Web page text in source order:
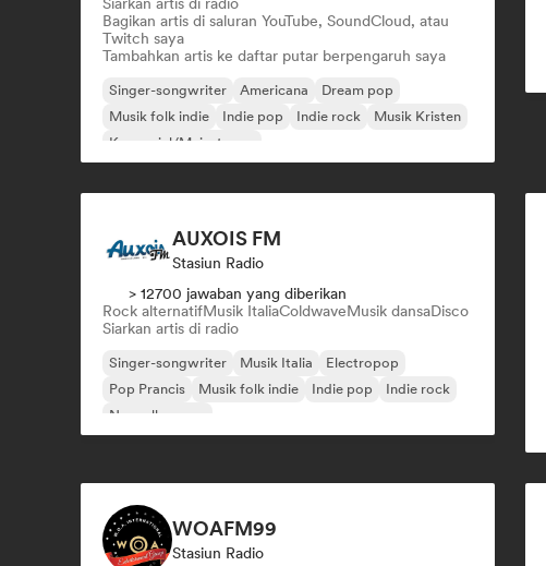
Bagikan artis di saluran YouTube, SoundCloud, atau
Twitch saya
Tambahkan artis ke daftar putar berpengaruh saya
Singer-songwriter Americana
Dream pop
Musik folk indie
Indie pop Indie rock
Musik Kristen
Komersial/Mainstream
AUXOIS FM
Stasiun Radio
> 12700 jawaban yang diberikan
Rock alternatifMusik ItaliaColdwaveMusik dansaDisco
Siarkan artis di radio
Singer-songwriter Musik Italia
Electropop
Pop Prancis
Musik folk indie Indie pop
Indie rock
Nouvelle scene
WOAFM99
Stasiun Radio